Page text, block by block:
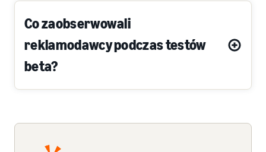
Co zaobserwowali
reklamodawcy podczas testów
beta?